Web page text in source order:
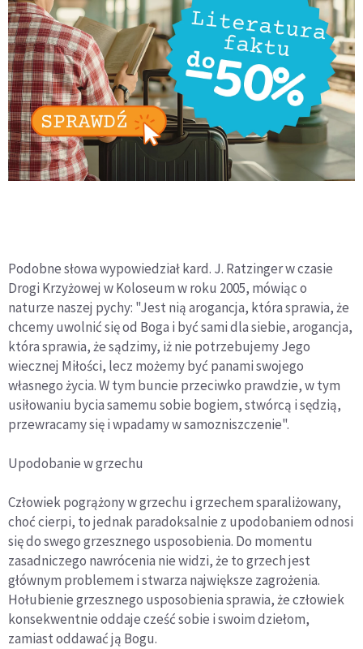
Podobne słowa wypowiedział kard. J. Ratzinger w czasie
Drogi Krzyżowej w Koloseum w roku 2005, mówiąc o
naturze naszej pychy: "Jest nią arogancja, która sprawia, że
chcemy uwolnić się od Boga i być sami dla siebie, arogancja,
która sprawia, że sądzimy, iż nie potrzebujemy Jego
wiecznej Miłości, lecz możemy być panami swojego
własnego życia. W tym buncie przeciwko prawdzie, w tym
usiłowaniu bycia samemu sobie bogiem, stwórcą i sędzią,
przewracamy się i wpadamy w samozniszczenie".
Upodobanie w grzechu
Człowiek pogrążony w grzechu i grzechem sparaliżowany,
choć cierpi, to jednak paradoksalnie z upodobaniem odnosi
się do swego grzesznego usposobienia. Do momentu
zasadniczego nawrócenia nie widzi, że to grzech jest
głównym problemem i stwarza największe zagrożenia.
Hołubienie grzesznego usposobienia sprawia, że człowiek
konsekwentnie oddaje cześć sobie i swoim dziełom,
zamiast oddawać ją Bogu.